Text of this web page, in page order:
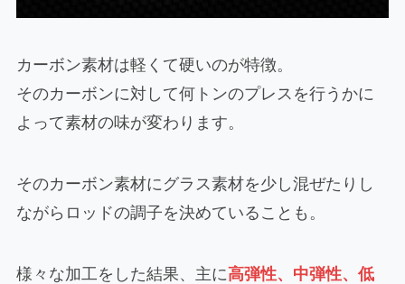
カーボン素材は軽くて硬いのが特徴。
そのカーボンに対して何トンのプレスを行うかに
よって素材の味が変わります。
そのカーボン素材にグラス素材を少し混ぜたりし
ながらロッドの調子を決めていることも。
様々な加工をした結果、主に高弾性、中弾性、低